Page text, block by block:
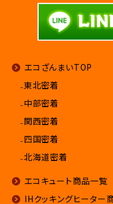
エコざんまいTOP
₋東北密着
₋中部密着
₋関西密着
₋四国密着
₋北海道密着
エコキュート商品一覧
IHクッキングヒーター